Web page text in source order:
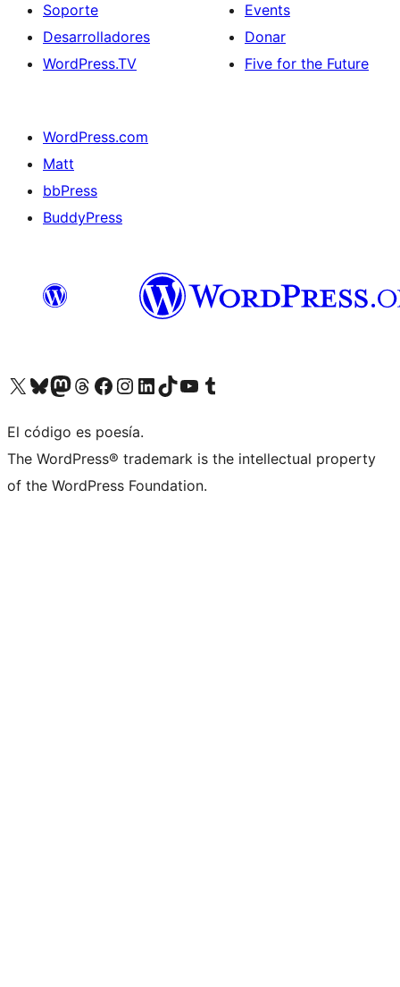
Soporte
Desarrolladores
WordPress.TV
Events
Donar
Five for the Future
WordPress.com
Matt
bbPress
BuddyPress
Visit our X (formerly Twitter) account
Visit our Bluesky account
Visita nuestra cuenta de Twitter
Visit our Threads account
Visita nuestra página de Facebook
Visite nuestra cuenta de Instagram
Visit our LinkedIn account
Visit our TikTok account
Visit our YouTube channel
Visit our Tumblr account
El código es poesía.
The WordPress® trademark is the intellectual property
of the WordPress Foundation.